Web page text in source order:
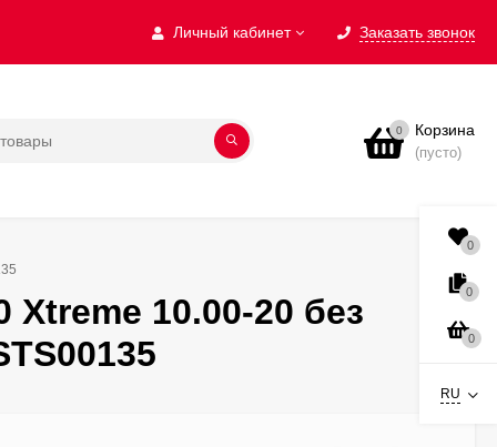
Личный кабинет Заказать звонок
0 Корзина
(пусто)
10.00-20 без
0
0
0
RU